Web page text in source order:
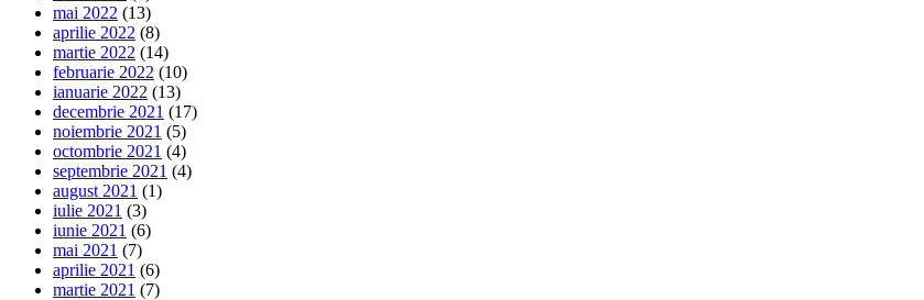
mai 2022 (13)
aprilie 2022 (8)
martie 2022 (14)
februarie 2022 (10)
ianuarie 2022 (13)
decembrie 2021 (17)
noiembrie 2021 (5)
octombrie 2021 (4)
septembrie 2021 (4)
august 2021 (1)
iulie 2021 (3)
iunie 2021 (6)
mai 2021 (7)
aprilie 2021 (6)
martie 2021 (7)